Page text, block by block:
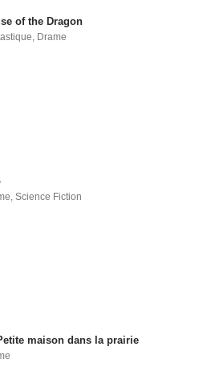
of the Dragon
, Drame
,Science Fiction
maison dans la prairie